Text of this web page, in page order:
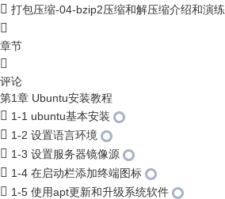
打包压缩-04-bzip2压缩和解压缩介绍和演练
章节
评论
第1章 Ubuntu安装教程
1-1 ubuntu基本安装
1-2 设置语言环境
1-3 设置服务器镜像源
1-4 在启动栏添加终端图标
1-5 使用apt更新和升级系统软件